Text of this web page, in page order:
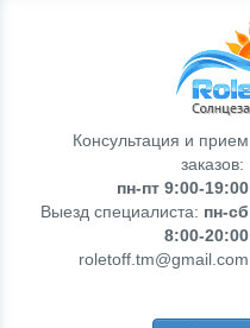
Консультация и прием
заказов:
пн-пт 9:00-19:00
Выезд специалиста: пн-сб
8:00-20:00
roletoff.tm@gmail.com